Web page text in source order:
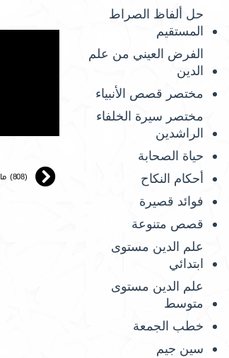
حل ألفاظ الصراط
المستقيم
الفرض العيني من علم
الدين
مختصر قصص الأنبياء
مختصر سيرة الخلفاء
الراشدين
حياة الصحابة
أحكام النكاح
فوائد قصيرة
قصص متنوعة
علم الدين مستوى
ابتدائي
علم الدين مستوى
متوسط
خطب الجمعة
سين جيم
(808) ما حكم الإعانة على المعصية.